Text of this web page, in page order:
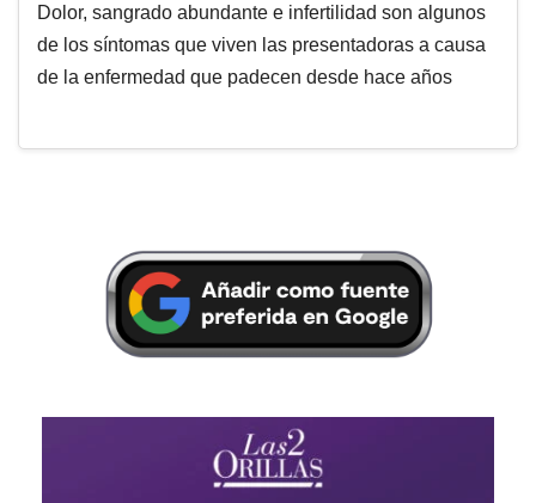
Dolor, sangrado abundante e infertilidad son algunos
de los síntomas que viven las presentadoras a causa
de la enfermedad que padecen desde hace años